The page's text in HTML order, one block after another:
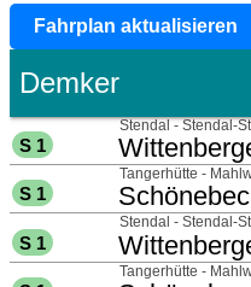
Fahrplan aktualisieren